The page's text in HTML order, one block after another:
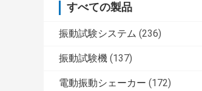
すべての製品
振動試験システム (236)
振動試験機 (137)
電動振動シェーカー (172)